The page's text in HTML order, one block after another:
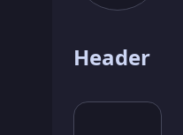
Header